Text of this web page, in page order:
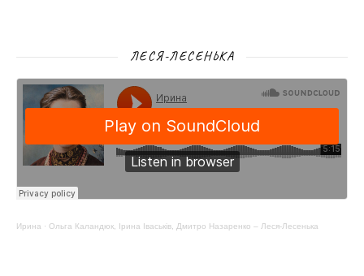
ЛЕСЯ-ЛЕСЕНЬКА
Ирина · Ольга Каландюк, Ірина Іваськів, Дмитро Назаренко – Леся-Лесенька